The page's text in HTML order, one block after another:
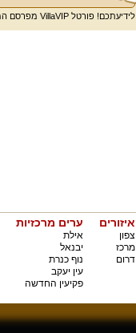
לידיעתכם! פורטל VillaVIP מפרסם המלצות אורחים בלבד ולא חוות דעת או ביקורות.
איזורים
צפון
מרכז
דרום
ערים מרכזיות
אילת
יבנאל
נוף כנרת
עין יעקב
פקיעין החדשה